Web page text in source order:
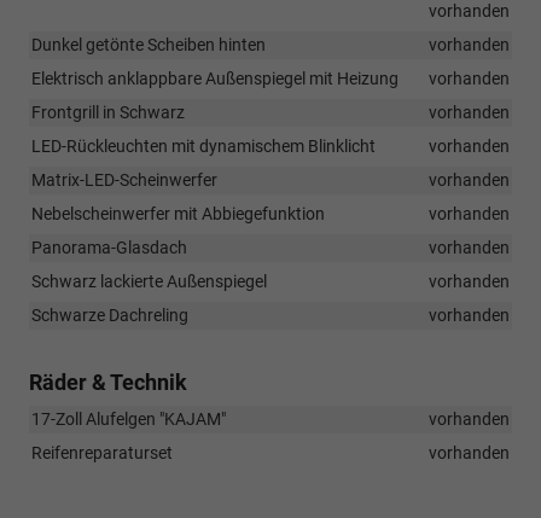
vorhanden
Dunkel getönte Scheiben hinten
vorhanden
Elektrisch anklappbare Außenspiegel mit Heizung
vorhanden
Frontgrill in Schwarz
vorhanden
LED-Rückleuchten mit dynamischem Blinklicht
vorhanden
Matrix-LED-Scheinwerfer
vorhanden
Nebelscheinwerfer mit Abbiegefunktion
vorhanden
Panorama-Glasdach
vorhanden
Schwarz lackierte Außenspiegel
vorhanden
Schwarze Dachreling
vorhanden
Räder & Technik
17-Zoll Alufelgen "KAJAM"
vorhanden
Reifenreparaturset
vorhanden